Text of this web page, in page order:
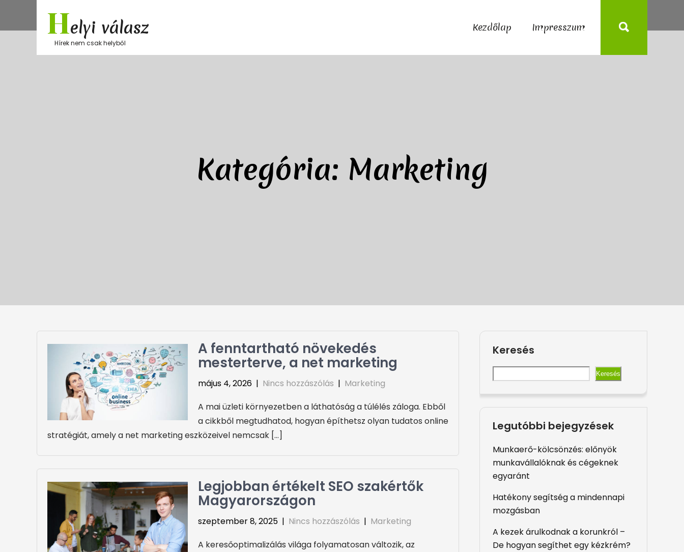
content
Helyi válasz
Hírek nem csak helyből
Kezdőlap Impresszum
Kategória: Marketing
A fenntartható növekedés
mesterterve, a net marketing
május 4, 2026 | Nincs hozzászólás | Marketing
A mai üzleti környezetben a láthatóság a túlélés záloga. Ebből
a cikkből megtudhatod, hogyan építhetsz olyan tudatos online
stratégiát, amely a net marketing eszközeivel nemcsak […]
Legjobban értékelt SEO szakértők
Magyarországon
szeptember 8, 2025 | Nincs hozzászólás | Marketing
A keresőoptimalizálás világa folyamatosan változik, az
Keresés
Keresés
Legutóbbi bejegyzések
Munkaerő-kölcsönzés: előnyök
munkavállalóknak és cégeknek
egyaránt
Hatékony segítség a mindennapi
mozgásban
A kezek árulkodnak a korunkról –
De hogyan segíthet egy kézkrém?